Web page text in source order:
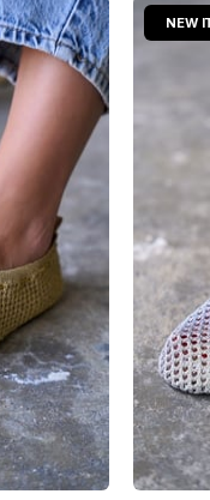
NEW